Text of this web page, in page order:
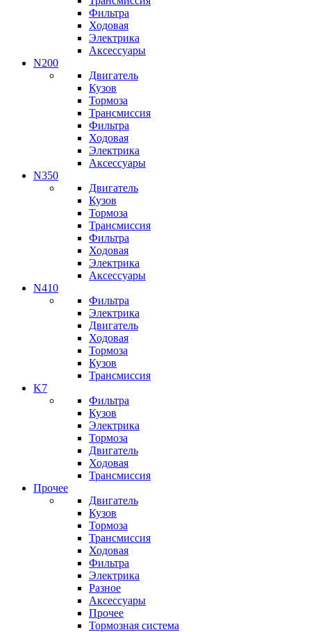
Фильтра
Ходовая
Электрика
Аксессуары
N200
Двигатель
Кузов
Тормоза
Трансмиссия
Фильтра
Ходовая
Электрика
Аксессуары
N350
Двигатель
Кузов
Тормоза
Трансмиссия
Фильтра
Ходовая
Электрика
Аксессуары
N410
Фильтра
Электрика
Двигатель
Ходовая
Тормоза
Кузов
Трансмиссия
K7
Фильтра
Кузов
Электрика
Тормоза
Двигатель
Ходовая
Трансмиссия
Прочее
Двигатель
Кузов
Тормоза
Трансмиссия
Ходовая
Фильтра
Электрика
Разное
Аксессуары
Прочее
Тормозная система